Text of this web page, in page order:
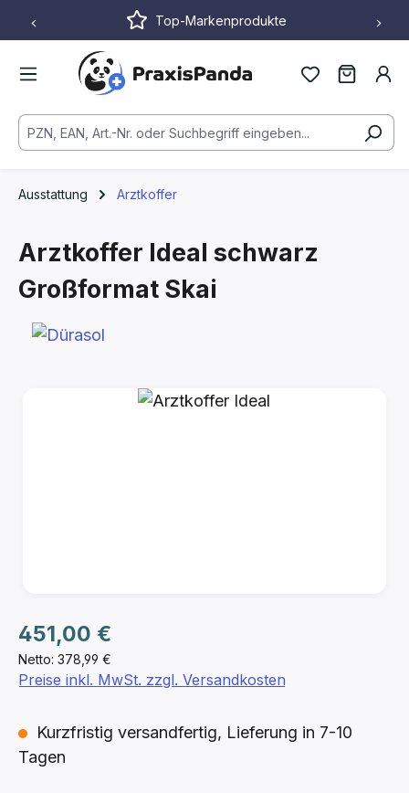
Zum Hauptinhalt springenTop-Markenprodukte
Ausstattung Arztkoffer
Arztkoffer Ideal schwarz
Großformat Skai
Bildergalerie überspringen
Netto: 378,99 €
Regulärer Preis:
451,00 €
Preise inkl. MwSt. zzgl. Versandkosten
Kurzfristig versandfertig, Lieferung in 7-10
Tagen